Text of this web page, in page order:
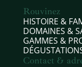
Rouvinez
HISTOIRE &
DOMAINES &
GAMMES &
Contact &